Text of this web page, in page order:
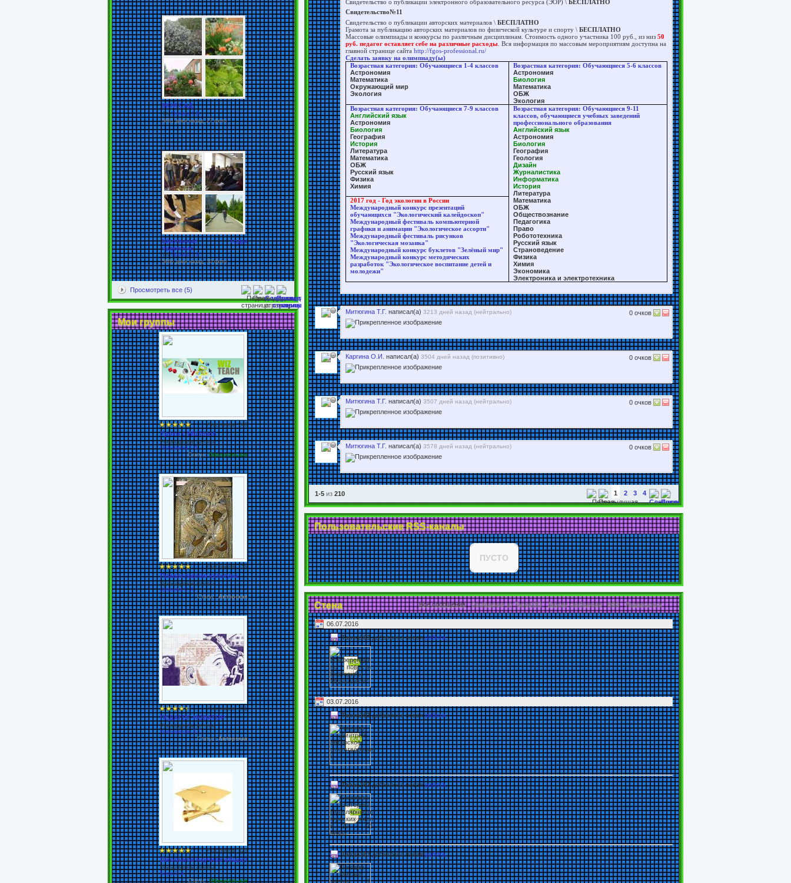
МОЙ САД
ОтПопова Т.В.
5861 дней назад, 27 фото
Школьные годы
чудесные
ОтПопова Т.В.
5866 дней назад, 30 фото
Просмотреть все (5)
Мои группы
Участников: 246
Уроки с WizTeach
Руководитель группы:
Полушкина Г.Ф.
Статус:Официальная
Участников: 158
Православная культура.
Руководитель группы:
Шевцова С.А.
Статус:Авторская
Участников: 251
ПЕДАГОГ-НОВАТОР
Руководитель группы:
Новокрещин Б.Г.
Статус:Авторская
Участников: 423
Школьное научное общество
Руководитель группы:
Борщ Е.А.
Статус:Официальная
Свидетельство о публикации электронного образовательного ресурса (ЭОР) \ БЕСПЛАТНО
Свидетельство№11
Свидетельство о публикации авторских материалов \ БЕСПЛАТНО
Грамота за публикацию авторских материалов по физической культуре и спорту \ БЕСПЛАТНО
Массовые олимпиады и конкурсы по различным дисциплинам. Стоимость одного участника 100 руб., из низ 50
руб. педагог оставляет себе на различные расходы . Вся информация по массовым мероприятиям доступна на
главной странице сайта http://fgos-professional.ru/
Сделать заявку на олимпиаду(ы)
Возрастная категория: Обучающиеся 1-4 классов
Астрономия
Математика
Окружающий мир
Экология
Возрастная категория: Обучающиеся 5-6 классов
Астрономия
Биология
Математика
ОБЖ
Экология
Возрастная категория: Обучающиеся 7-9 классов
Английский язык
Астрономия
Биология
География
История
Литература
Математика
ОБЖ
Русский язык
Физика
Химия
Возрастная категория: Обучающиеся 9-11
классов, обучающиеся учебных заведений
профессионального образования
Английский язык
Астрономия
Биология
География
Геология
Дизайн
Журналистика
Информатика
История
Литература
Математика
ОБЖ
Обществознание
Педагогика
Право
Робототехника
Русский язык
Страноведение
Физика
Химия
Экономика
Электроника и электротехника
2017 год - Год экологии в России
Международный конкурс презентаций
обучающихся "Экологический калейдоскоп"
Международный фестиваль компьютерной
графики и анимации "Экологическое ассорти"
Международный фестиваль рисунков
"Экологическая мозаика"
Международный конкурс буклетов "Зелёный мир"
Международный конкурс методических
разработок "Экологическое воспитание детей и
молодежи"
Митюгина Т.Г. написал(а) 3213 дней назад (нейтрально) 0 очков
Каргина О.И. написал(а) 3504 дней назад (позитивно) 0 очков
Митюгина Т.Г. написал(а) 3507 дней назад (нейтрально) 0 очков
Митюгина Т.Г. написал(а) 3578 дней назад (нейтрально) 0 очков
1-5 из 210 1 2 3 4
Пользовательские RSS-каналы
ПУСТО
Стена Все сообщения Сообщение от Tanya163 Другие сообщения RSS Подписаться
06.07.2016
Tanya163добавлена новаяработа.
03.07.2016
Tanya163добавлена новаяработа.
Tanya163добавлена новаяработа.
Tanya163добавлена новаяработа.